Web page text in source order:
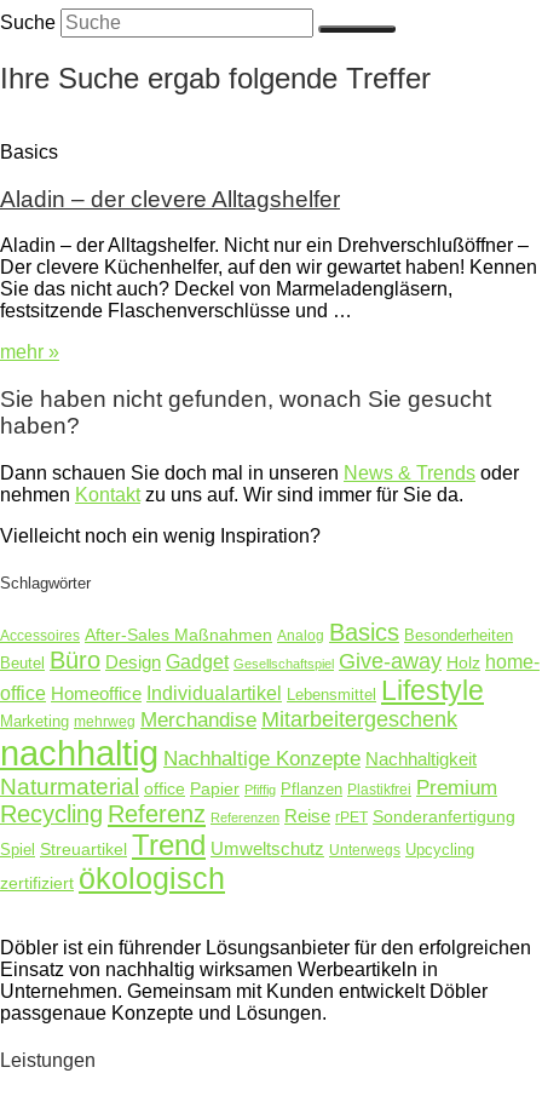
Suche
Ihre Suche ergab folgende Treffer
Basics
Aladin – der clevere Alltagshelfer
Aladin – der Alltagshelfer. Nicht nur ein Drehverschlußöffner –
Der clevere Küchenhelfer, auf den wir gewartet haben! Kennen
Sie das nicht auch? Deckel von Marmeladengläsern,
festsitzende Flaschenverschlüsse und …
mehr »
Sie haben nicht gefunden, wonach Sie gesucht
haben?
Dann schauen Sie doch mal in unseren News & Trends oder
nehmen Kontaktzu uns auf. Wir sind immer für Sie da.
Vielleicht noch ein wenig Inspiration?
Schlagwörter
Accessoires After-Sales Maßnahmen Analog Basics Besonderheiten
Beutel Büro Design Gadget Gesellschaftspiel Give-away Holz home-
office Homeoffice Individualartikel Lebensmittel Lifestyle
Marketing mehrweg Merchandise Mitarbeitergeschenk
nachhaltig Nachhaltige Konzepte Nachhaltigkeit
Naturmaterial office Papier Pfiffig Pflanzen Plastikfrei Premium
Recycling Referenz Referenzen Reise rPET Sonderanfertigung
Spiel Streuartikel Trend Umweltschutz Unterwegs Upcycling
zertifiziert ökologisch
Döbler ist ein führender Lösungsanbieter für den erfolgreichen
Einsatz von nachhaltig wirksamen Werbeartikeln in
Unternehmen. Gemeinsam mit Kunden entwickelt Döbler
passgenaue Konzepte und Lösungen.
Leistungen